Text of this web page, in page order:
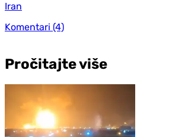
Iran
Komentari (4)
Pročitajte više